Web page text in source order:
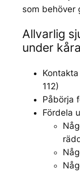
som behöver
Allvarlig
under
112)
Påbörja
Fördela